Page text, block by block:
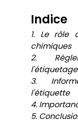
Indice
1. Le rôle
chimiques
2.
3.
l'étiquette
4.
5.